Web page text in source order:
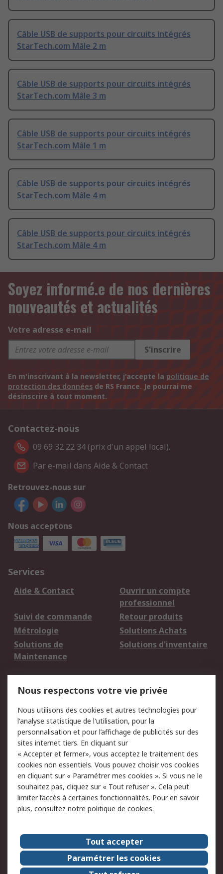
Câble USB de supports pour circuits intégrés
StarTech.com Mâle 2 m
Câble USB de supports pour circuits intégrés
StarTech.com Mâle 3 m
Câble USB de supports pour circuits intégrés
StarTech.com Mâle 1 m
Câble USB de supports pour circuits intégrés
StarTech.com Mâle 4 m
Câble USB de supports pour circuits intégrés
StarTech.com Mâle 4 m
Soyez informé.e de nos dernières
nouveautés et actualités
Votre adresse e-mail
S'inscrire
En m'inscrivant à la newsletter, j'accepte la politique de
protection des données de RS France. Je pourrai me
désinscrire à tout moment.
Contactez-nous
09 69 32 22 34 (prix d'un appel local).
Par e-mail dans Aide & Contact
Retrouvez-nous sur
Nous acceptons
Services
Aide & Contact
Ouvrir un compte
professionnel
Suivi de commande
Retour produits
Métrologie
Solutions Achats
Solutions de
Maintenance
Solutions d'inventaire
du site
Politique de protection
des données - Mise à
jour
Sécurité des E-mails
Conditions générales
de vente
Politique anti-
corruption
Campagnes marketing
A propos de RS
A propos de RS France
Evénements
Le groupe RS Group Plc
Presse
RS dans le monde
Démarche RSE
Nous respectons votre vie privée
Nous utilisons des cookies et autres technologies pour
l'analyse statistique de l'utilisation, pour la
personnalisation et pour l’affichage de publicités sur des
sites internet tiers. En cliquant sur
« Accepter et fermer», vous acceptez le traitement des
cookies non essentiels. Vous pouvez choisir vos cookies
en cliquant sur « Paramétrer mes cookies ». Si vous ne le
souhaitez pas, cliquez sur « Tout refuser ». Cela peut
limiter l’accès à certaines fonctionnalités. Pour en savoir
plus, consultez notre politique de cookies.
Tout accepter
Paramétrer les cookies